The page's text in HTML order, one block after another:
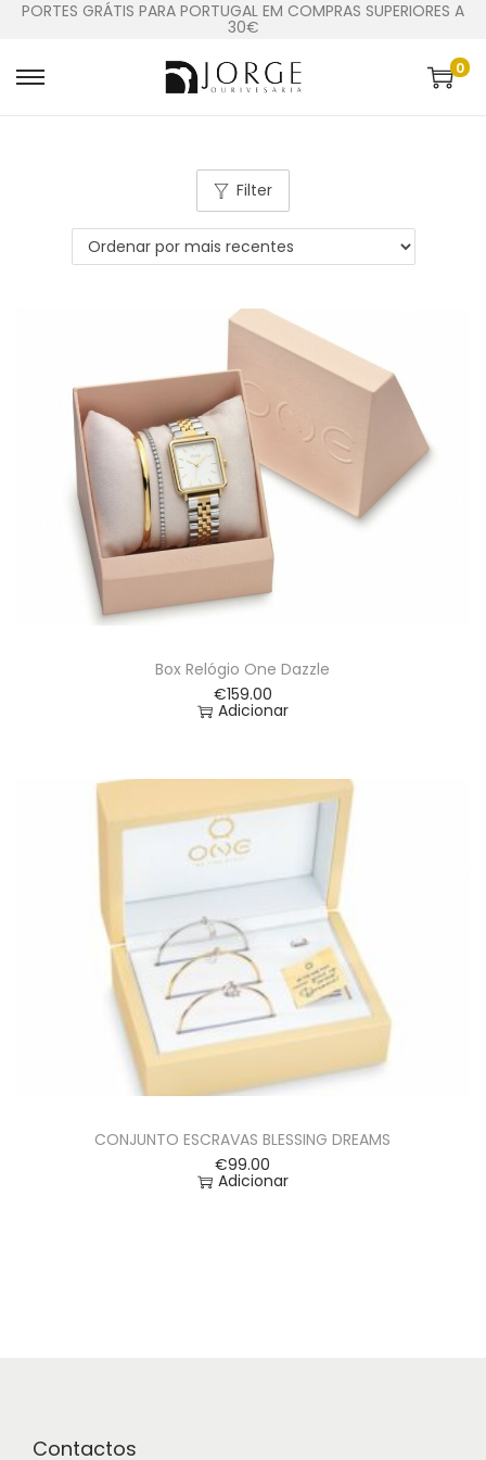
PORTES GRÁTIS PARA PORTUGAL EM COMPRAS SUPERIORES A
30€
0
Filter
Box Relógio One Dazzle
€159.00
Adicionar
CONJUNTO ESCRAVAS BLESSING DREAMS
€99.00
Adicionar
Contactos